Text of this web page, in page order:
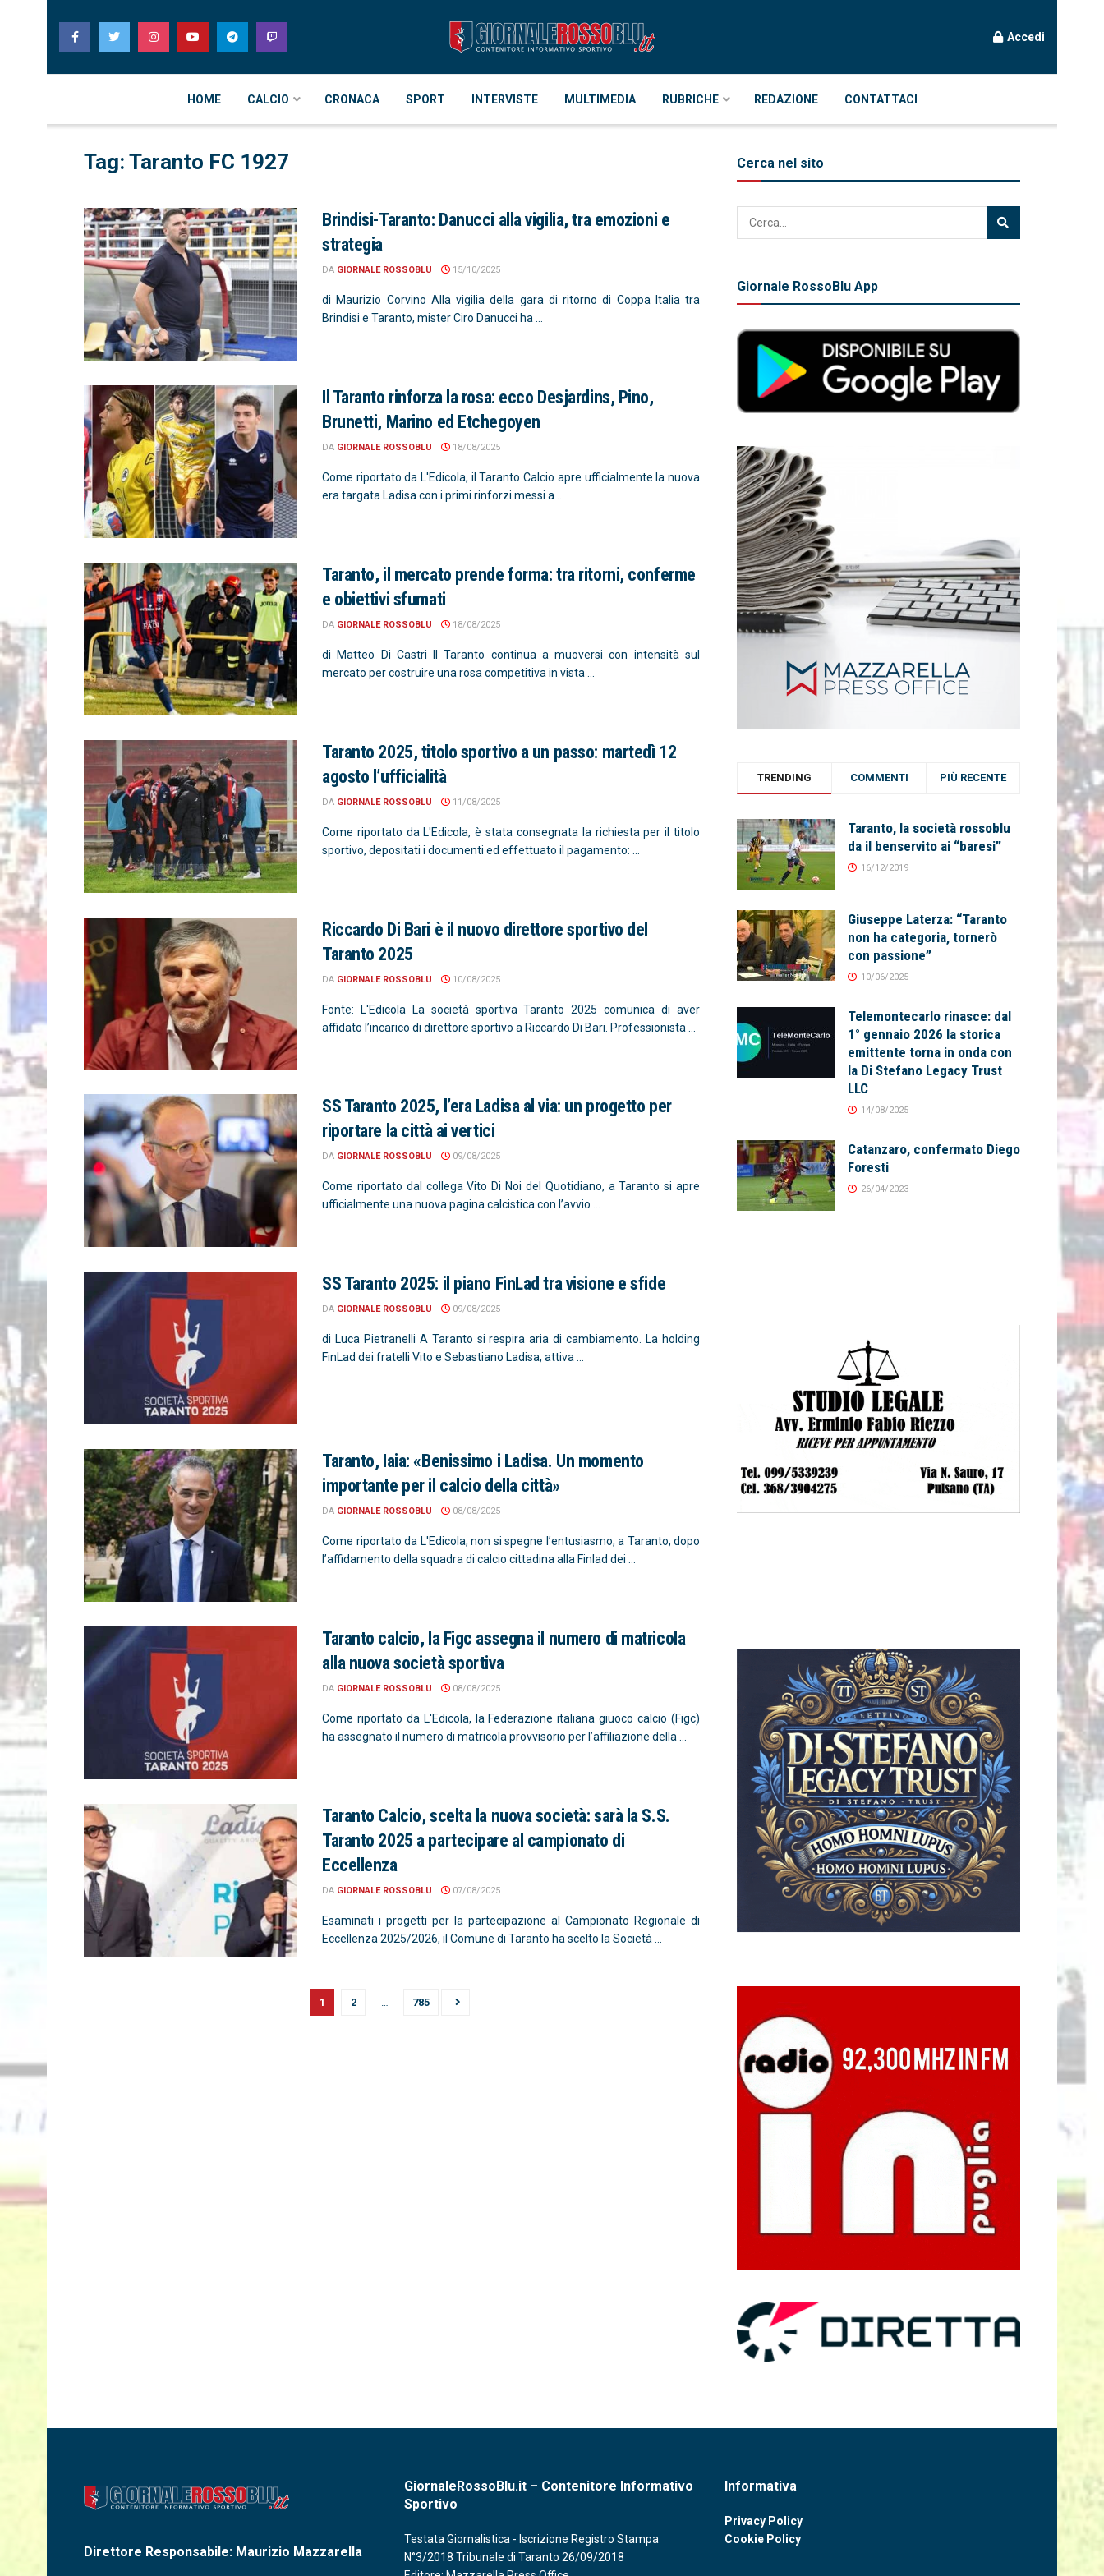
Accedi
HOME CALCIO CRONACA SPORT INTERVISTE MULTIMEDIA RUBRICHE REDAZIONE CONTATTACI
Tag: Taranto FC 1927
Brindisi-Taranto: Danucci alla vigilia, tra emozioni e
strategia
DA GIORNALE ROSSOBLU 15/10/2025
di Maurizio Corvino Alla vigilia della gara di ritorno di Coppa Italia tra
Brindisi e Taranto, mister Ciro Danucci ha ...
Il Taranto rinforza la rosa: ecco Desjardins, Pino,
Brunetti, Marino ed Etchegoyen
DA GIORNALE ROSSOBLU 18/08/2025
Come riportato da L'Edicola, il Taranto Calcio apre ufficialmente la nuova
era targata Ladisa con i primi rinforzi messi a ...
Taranto, il mercato prende forma: tra ritorni, conferme
e obiettivi sfumati
DA GIORNALE ROSSOBLU 18/08/2025
di Matteo Di Castri Il Taranto continua a muoversi con intensità sul
mercato per costruire una rosa competitiva in vista ...
Taranto 2025, titolo sportivo a un passo: martedì 12
agosto l’ufficialità
DA GIORNALE ROSSOBLU 11/08/2025
Come riportato da L'Edicola, è stata consegnata la richiesta per il titolo
sportivo, depositati i documenti ed effettuato il pagamento: ...
Riccardo Di Bari è il nuovo direttore sportivo del
Taranto 2025
DA GIORNALE ROSSOBLU 10/08/2025
Fonte: L'Edicola La società sportiva Taranto 2025 comunica di aver
affidato l’incarico di direttore sportivo a Riccardo Di Bari. Professionista ...
SS Taranto 2025, l’era Ladisa al via: un progetto per
riportare la città ai vertici
DA GIORNALE ROSSOBLU 09/08/2025
Come riportato dal collega Vito Di Noi del Quotidiano, a Taranto si apre
ufficialmente una nuova pagina calcistica con l’avvio ...
SS Taranto 2025: il piano FinLad tra visione e sfide
DA GIORNALE ROSSOBLU 09/08/2025
di Luca Pietranelli A Taranto si respira aria di cambiamento. La holding
FinLad dei fratelli Vito e Sebastiano Ladisa, attiva ...
Taranto, Iaia: «Benissimo i Ladisa. Un momento
importante per il calcio della città»
DA GIORNALE ROSSOBLU 08/08/2025
Come riportato da L'Edicola, non si spegne l’entusiasmo, a Taranto, dopo
l’affidamento della squadra di calcio cittadina alla Finlad dei ...
Taranto calcio, la Figc assegna il numero di matricola
alla nuova società sportiva
DA GIORNALE ROSSOBLU 08/08/2025
Come riportato da L'Edicola, la Federazione italiana giuoco calcio (Figc)
ha assegnato il numero di matricola provvisorio per l’affiliazione della ...
Taranto Calcio, scelta la nuova società: sarà la S.S.
Taranto 2025 a partecipare al campionato di
Eccellenza
DA GIORNALE ROSSOBLU 07/08/2025
Esaminati i progetti per la partecipazione al Campionato Regionale di
Eccellenza 2025/2026, il Comune di Taranto ha scelto la Società ...
1 2 785
Cerca nel sito
Giornale RossoBlu App
TRENDING COMMENTI PIÙ RECENTE
Taranto, la società rossoblu
da il benservito ai “baresi”
16/12/2019
Giuseppe Laterza: “Taranto
non ha categoria, tornerò
con passione”
10/06/2025
Telemontecarlo rinasce: dal
1° gennaio 2026 la storica
emittente torna in onda con
la Di Stefano Legacy Trust
LLC
14/08/2025
Catanzaro, confermato Diego
Foresti
26/04/2023
Direttore Responsabile: Maurizio Mazzarella
GiornaleRossoBlu.it – Contenitore Informativo
Sportivo
Testata Giornalistica - Iscrizione Registro Stampa
N°3/2018 Tribunale di Taranto 26/09/2018
Informativa
Privacy Policy
Cookie Policy